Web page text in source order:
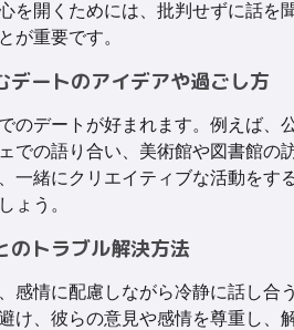
を開くためには、批判せずに話を
が重要です。
デートのアイデアや過ごし方
のデートが好まれます。例えば、
での語り合い、美術館や図書館の
一緒にクリエイティブな活動をす
ょう。
のトラブル解決方法
感情に配慮しながら冷静に話し合
け、彼らの意見や感情を尊重し、